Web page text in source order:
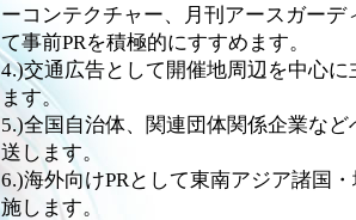
ーコンテクチャー、月刊アースガー
て事前PRを積極的にすすめます。
4.)交通広告として開催地周辺を中心
ます。
5.)全国自治体、関連団体関係企業な
送します。
6.)海外向けPRとして東南アジア諸国
施します。